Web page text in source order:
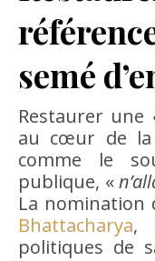
semé
Restaurer
au cœur de la
comme le
publique, «
La nomination
Bhattacharya,
politiques de